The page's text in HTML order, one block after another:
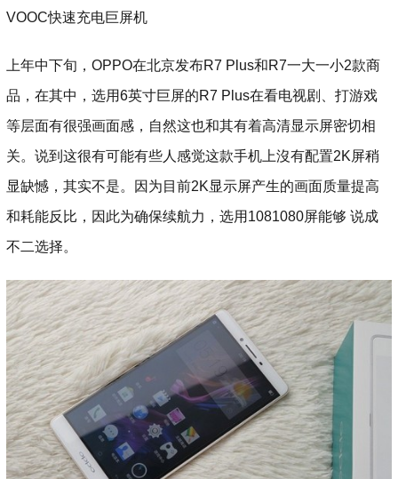
VOOC快速充电巨屏机
上年中下旬，OPPO在北京发布R7 Plus和R7一大一小2款商
品，在其中，选用6英寸巨屏的R7 Plus在看电视剧、打游戏
等层面有很强画面感，自然这也和其有着高清显示屏密切相
关。说到这很有可能有些人感觉这款手机上沒有配置2K屏稍
显缺憾，其实不是。因为目前2K显示屏产生的画面质量提高
和耗能反比，因此为确保续航力，选用1081080屏能够 说成
不二选择。